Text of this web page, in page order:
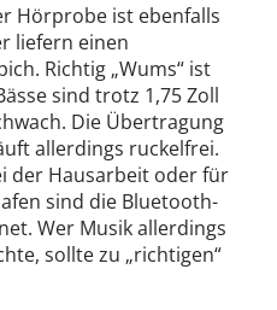
Hörprobe ist ebenfalls
liefern einen
Richtig „Wums“ ist
sind trotz 1,75 Zoll
Die Übertragung
allerdings ruckelfrei.
der Hausarbeit oder für
sind die Bluetooth-
Wer Musik allerdings
sollte zu „richtigen“